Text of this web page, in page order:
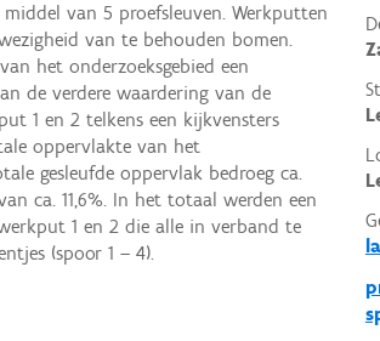
van 5 proefsleuven. Werkputten
van te behouden bomen.
het onderzoeksgebied een
de verdere waardering van de
1 en 2 telkens een kijkvensters
oppervlakte van het
gesleufde oppervlak bedroeg ca.
ca. 11,6%. In het totaal werden een
1 en 2 die alle in verband te
(spoor 1 – 4).